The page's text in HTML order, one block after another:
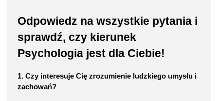
Odpowiedz na wszystkie pytania i
sprawdź, czy kierunek
Psychologia jest dla Ciebie!
1. Czy interesuje Cię zrozumienie ludzkiego umysłu i
zachowań?